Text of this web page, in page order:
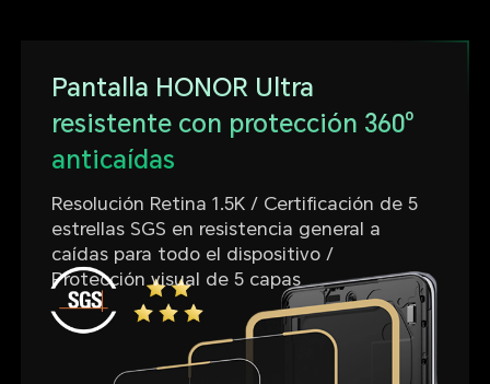
Pantalla HONOR Ultra
resistente con protección 360⁰
anticaídas
Resolución Retina 1.5K / Certificación de 5
estrellas SGS en resistencia general a
caídas para todo el dispositivo /
Protección visual de 5 capas